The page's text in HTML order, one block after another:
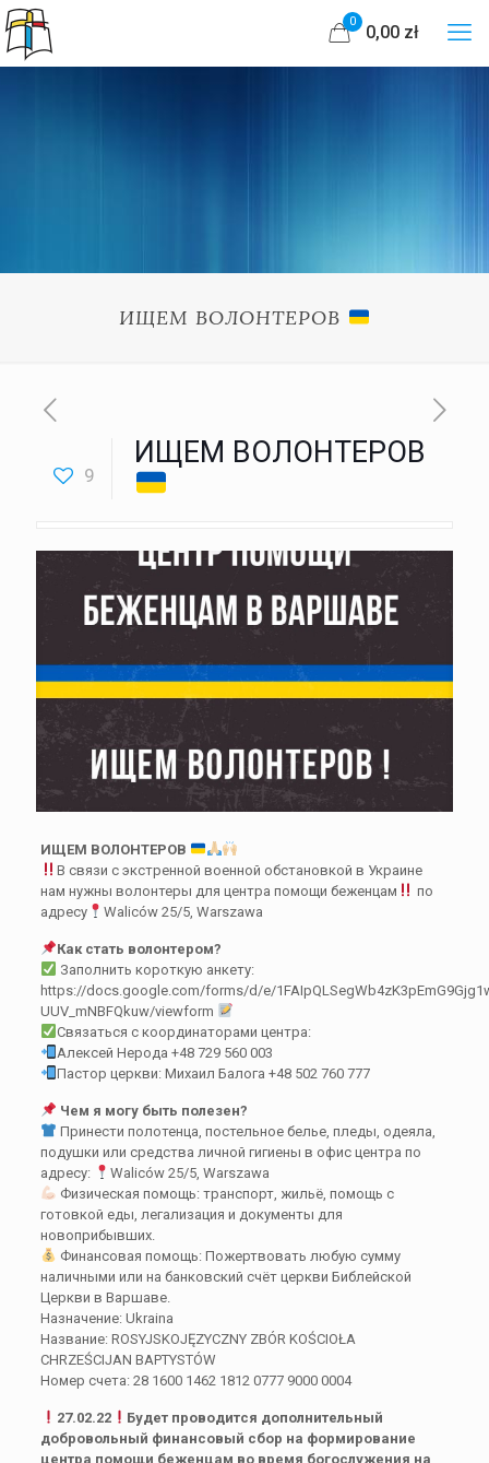
0
0,00 zł
ИЩЕМ ВОЛОНТЕРОВ
9
ИЩЕМ ВОЛОНТЕРОВ
ИЩЕМ ВОЛОНТЕРОВ
В связи с экстренной военной обстановкой в Украине
нам нужны волонтеры для центра помощи беженцам
по
адресу
Waliców 25/5, Warszawa
Как стать волонтером?
Заполнить короткую анкету:
https://docs.google.com/forms/d/e/
UUV_mNBFQkuw/viewform
Связаться с координаторами центра:
Алексей Нерода +48 729 560 003
Пастор церкви: Михаил Балога +48 502 760 777
Чем я могу быть полезен?
Принести полотенца, постельное белье, пледы, одеяла,
подушки или средства личной гигиены в офис центра по
адресу:
Waliców 25/5, Warszawa
Физическая помощь: транспорт, жильё, помощь с
готовкой еды, легализация и документы для
новоприбывших.
Финансовая помощь: Пожертвовать любую сумму
наличными или на банковский счёт церкви Библейской
Церкви в Варшаве.
Назначение: Ukraina
Название: ROSYJSKOJĘZYCZNY ZBÓR KOŚCIOŁA
CHRZEŚCIJAN BAPTYSTÓW
Номер счета: 28 1600 1462 1812 0777 9000 0004
27.02.22
Будет проводится дополнительный
добровольный финансовый сбор на формирование
центра помощи беженцам во время богослужения на